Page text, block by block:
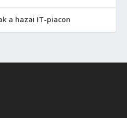
a hazai IT-piacon